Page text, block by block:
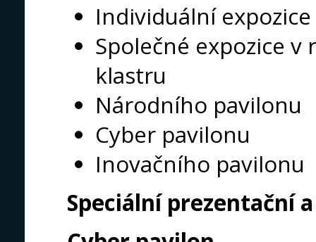
Individuální expozice
Společné expozice v
klastru
Národního pavilonu
Cyber pavilonu
Inovačního pavilonu
Speciální prezentační